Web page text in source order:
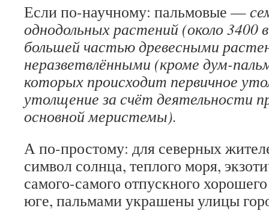
Если по-научному: пальмовые —
однодольных растений (около 3400
большей частью древесными
неразветвлёнными (кроме дум-
которых происходит первичное
утолщение за счёт деятельности
основной меристемы).
А по-простому: для северных
символ солнца, теплого моря,
самого-самого отпускного
юге, пальмами украшены улицы